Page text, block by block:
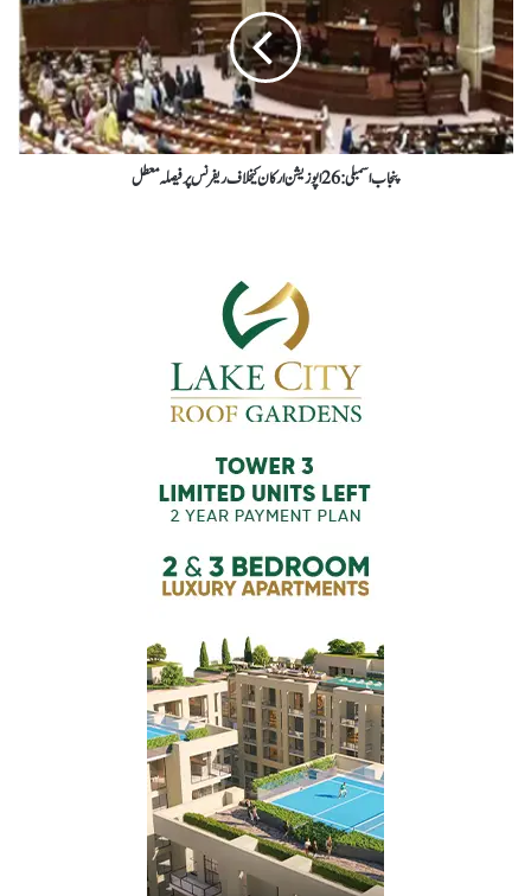
پنجاب اسمبلی :26اپوزیشن ارکان کیخلاف ریفرنس پرفیصلہ معطل